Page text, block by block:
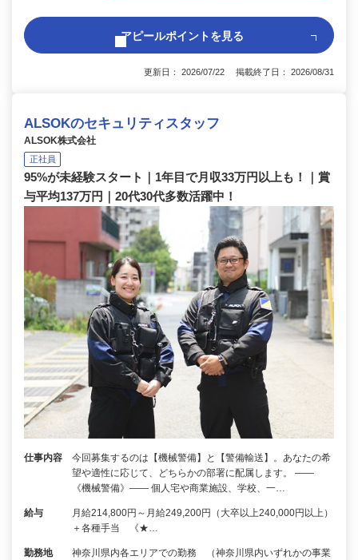
アピールポイントを見る
更新日： 2026/07/22 掲載終了日： 2026/08/31
ALSOKのセキュリティスタッフ
ALSOK株式会社
正社員
95%が未経験スタート｜1年目で月収33万円以上も！｜賞
与平均137万円｜20代30代多数活躍中！
仕事内容
今回募集するのは【機械警備】と【警備輸送】。あなたの希
望や適性に応じて、どちらかの部署に配属します。 ――
《機械警備》―― 個人宅や商業施設、学校、一…
給与
月給214,800円～月給249,200円（大卒以上240,000円以上）
＋各種手当 《★…
勤務地
神奈川県内各エリアでの勤務 （神奈川県内いずれかの事業